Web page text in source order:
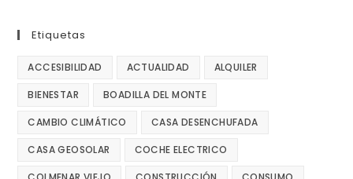
Etiquetas
ACCESIBILIDAD ACTUALIDAD ALQUILER
BIENESTAR BOADILLA DEL MONTE
CAMBIO CLIMÁTICO CASA DESENCHUFADA
CASA GEOSOLAR COCHE ELECTRICO